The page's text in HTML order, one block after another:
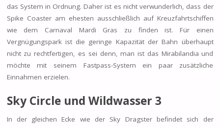
das System in Ordnung. Daher ist es nicht verwunderlich, dass der
Spike Coaster am ehesten ausschließlich auf Kreuzfahrtschiffen
wie dem Carnaval Mardi Gras zu finden ist. Für einen
Vergnügungspark ist die geringe Kapazität der Bahn überhaupt
nicht zu rechtfertigen, es sei denn, man ist das Mirabilandia und
möchte mit seinem Fastpass-System ein paar zusätzliche
Einnahmen erzielen.
Sky Circle und Wildwasser 3
In der gleichen Ecke wie der Sky Dragster befindet sich der